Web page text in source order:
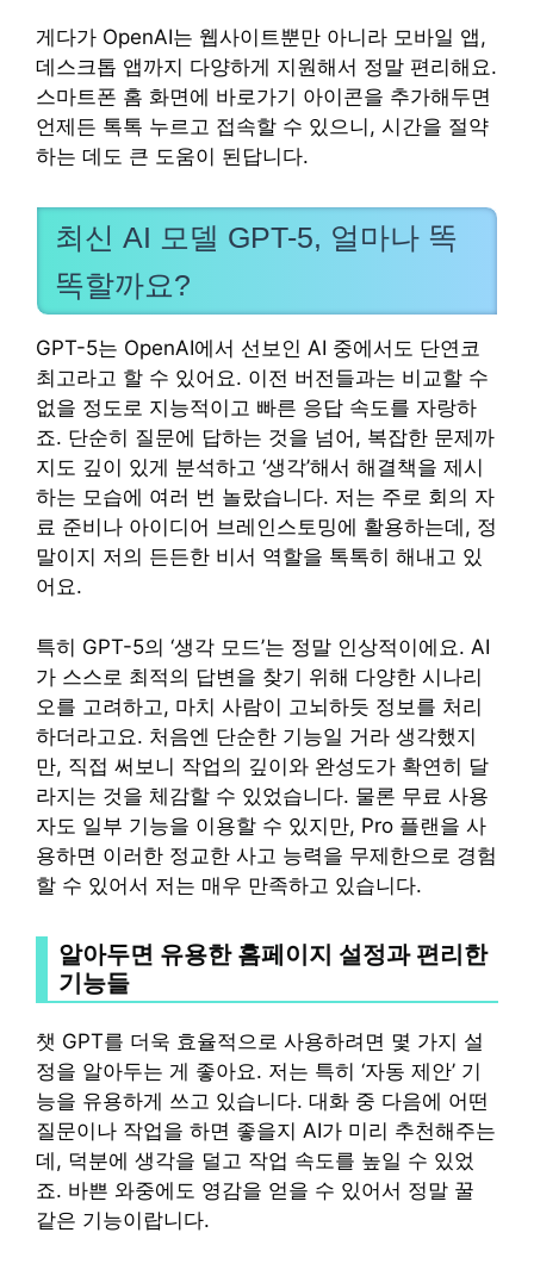
게다가 OpenAI는 웹사이트뿐만 아니라 모바일 앱,
데스크톱 앱까지 다양하게 지원해서 정말 편리해요.
스마트폰 홈 화면에 바로가기 아이콘을 추가해두면
언제든 톡톡 누르고 접속할 수 있으니, 시간을 절약
하는 데도 큰 도움이 된답니다.
최신 AI 모델 GPT-5, 얼마나 똑
똑할까요?
GPT-5는 OpenAI에서 선보인 AI 중에서도 단연코
최고라고 할 수 있어요. 이전 버전들과는 비교할 수
없을 정도로 지능적이고 빠른 응답 속도를 자랑하
죠. 단순히 질문에 답하는 것을 넘어, 복잡한 문제까
지도 깊이 있게 분석하고 ‘생각’해서 해결책을 제시
하는 모습에 여러 번 놀랐습니다. 저는 주로 회의 자
료 준비나 아이디어 브레인스토밍에 활용하는데, 정
말이지 저의 든든한 비서 역할을 톡톡히 해내고 있
어요.
특히 GPT-5의 ‘생각 모드’는 정말 인상적이에요. AI
가 스스로 최적의 답변을 찾기 위해 다양한 시나리
오를 고려하고, 마치 사람이 고뇌하듯 정보를 처리
하더라고요. 처음엔 단순한 기능일 거라 생각했지
만, 직접 써보니 작업의 깊이와 완성도가 확연히 달
라지는 것을 체감할 수 있었습니다. 물론 무료 사용
자도 일부 기능을 이용할 수 있지만, Pro 플랜을 사
용하면 이러한 정교한 사고 능력을 무제한으로 경험
할 수 있어서 저는 매우 만족하고 있습니다.
알아두면 유용한 홈페이지 설정과 편리한
기능들
챗 GPT를 더욱 효율적으로 사용하려면 몇 가지 설
정을 알아두는 게 좋아요. 저는 특히 ‘자동 제안’ 기
능을 유용하게 쓰고 있습니다. 대화 중 다음에 어떤
질문이나 작업을 하면 좋을지 AI가 미리 추천해주는
데, 덕분에 생각을 덜고 작업 속도를 높일 수 있었
죠. 바쁜 와중에도 영감을 얻을 수 있어서 정말 꿀
같은 기능이랍니다.